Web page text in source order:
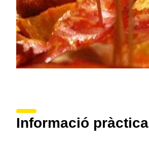
Informació pràctica